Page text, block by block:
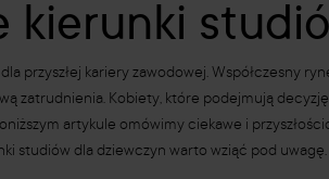
kierunki
przyszłej kariery zawodowej. Współczesny
zatrudnienia. Kobiety, które podejmują
artykule omówimy ciekawe i
studiów dla dziewczyn warto wziąć pod